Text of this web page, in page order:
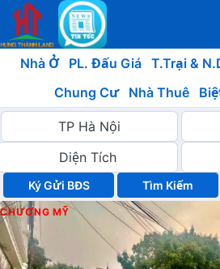
Nhà Ở PL. Đấu Giá T.Trại &
Chung Cư
Nhà Thuê
Ký Gửi BĐS
CHƯƠNG MỸ